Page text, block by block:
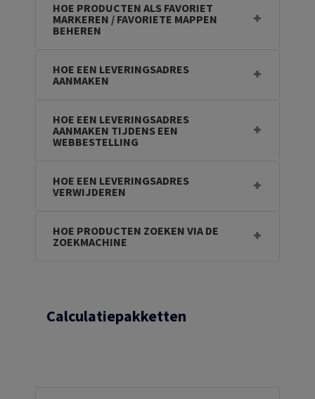
HOE PRODUCTEN ALS FAVORIET
MARKEREN / FAVORIETE MAPPEN
BEHEREN
HOE EEN LEVERINGSADRES
AANMAKEN
HOE EEN LEVERINGSADRES
AANMAKEN TIJDENS EEN
WEBBESTELLING
HOE EEN LEVERINGSADRES
VERWIJDEREN
HOE PRODUCTEN ZOEKEN VIA DE
ZOEKMACHINE
Calculatiepakketten